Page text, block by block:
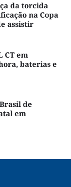
da torcida
na Copa
assistir
CT em
baterias e
de
em